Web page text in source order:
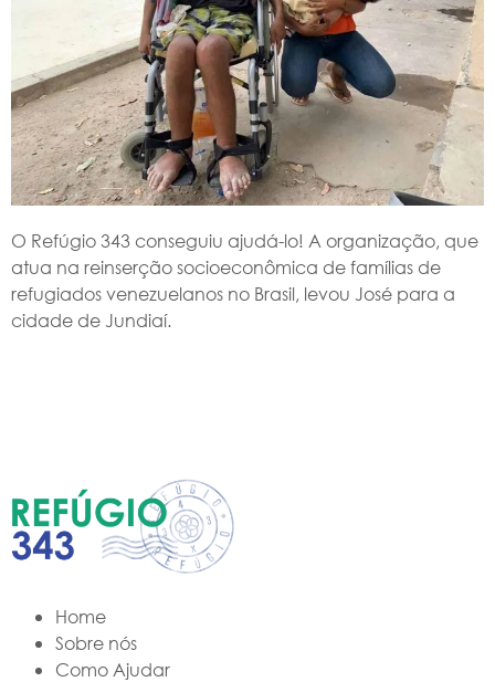
O Refúgio 343 conseguiu ajudá-lo! A organização, que
atua na reinserção socioeconômica de famílias de
refugiados venezuelanos no Brasil, levou José para a
cidade de Jundiaí.
Home
Sobre nós
Como Ajudar